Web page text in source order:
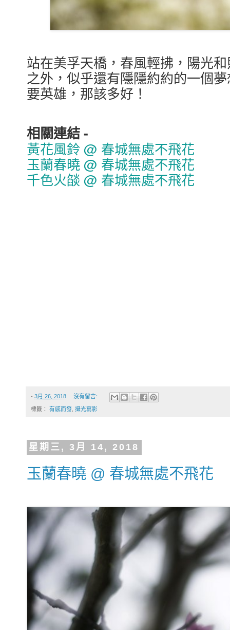
站在美孚天橋，春風輕拂，陽光
之外，似乎還有隱隱約約的一個
要英雄，那該多好！
相關連結 -
黃花風鈴 @ 春城無處不飛花
玉蘭春曉 @ 春城無處不飛花
千色火燄 @ 春城無處不飛花
- 3月 26, 2018 沒有留言:
標籤： 有感而發 攝光寫影
星期三, 3月 14, 2018
玉蘭春曉 @ 春城無處不飛花